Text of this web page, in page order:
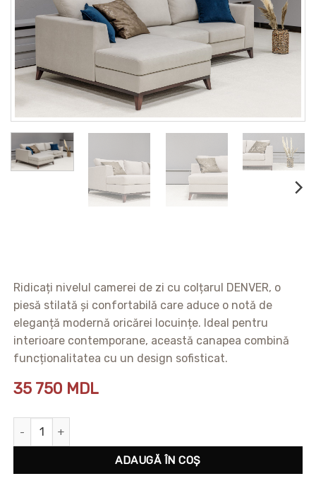
Ridicați nivelul camerei de zi cu colțarul DENVER, o
piesă stilată și confortabilă care aduce o notă de
eleganță modernă oricărei locuințe. Ideal pentru
interioare contemporane, această canapea combină
funcționalitatea cu un design sofisticat.
35 750 MDL
Cantitate Colțar Denver
ADAUGĂ ÎN COȘ